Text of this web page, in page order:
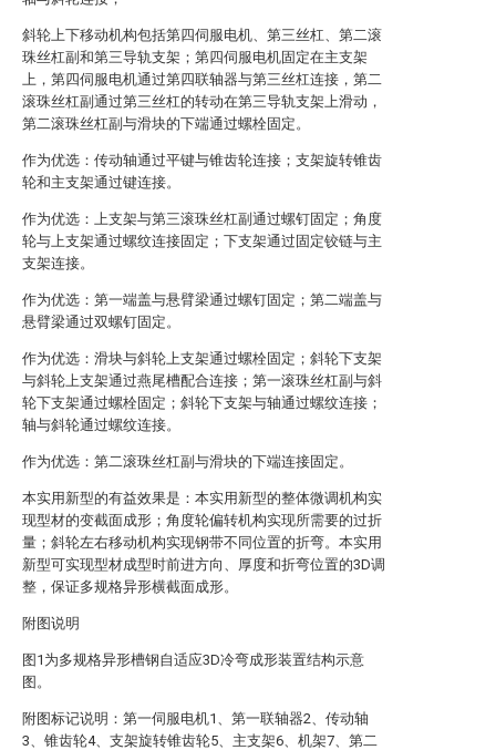
斜轮上下移动机构包括第四伺服电机、第三丝杠、第二滚
珠丝杠副和第三导轨支架；第四伺服电机固定在主支架
上，第四伺服电机通过第四联轴器与第三丝杠连接，第二
滚珠丝杠副通过第三丝杠的转动在第三导轨支架上滑动，
第二滚珠丝杠副与滑块的下端通过螺栓固定。
作为优选：传动轴通过平键与锥齿轮连接；支架旋转锥齿
轮和主支架通过键连接。
作为优选：上支架与第三滚珠丝杠副通过螺钉固定；角度
轮与上支架通过螺纹连接固定；下支架通过固定铰链与主
支架连接。
作为优选：第一端盖与悬臂梁通过螺钉固定；第二端盖与
悬臂梁通过双螺钉固定。
作为优选：滑块与斜轮上支架通过螺栓固定；斜轮下支架
与斜轮上支架通过燕尾槽配合连接；第一滚珠丝杠副与斜
轮下支架通过螺栓固定；斜轮下支架与轴通过螺纹连接；
轴与斜轮通过螺纹连接。
作为优选：第二滚珠丝杠副与滑块的下端连接固定。
本实用新型的有益效果是：本实用新型的整体微调机构实
现型材的变截面成形；角度轮偏转机构实现所需要的过折
量；斜轮左右移动机构实现钢带不同位置的折弯。本实用
新型可实现型材成型时前进方向、厚度和折弯位置的3D调
整，保证多规格异形横截面成形。
附图说明
图1为多规格异形槽钢自适应3D冷弯成形装置结构示意
图。
附图标记说明：第一伺服电机1、第一联轴器2、传动轴
3、锥齿轮4、支架旋转锥齿轮5、主支架6、机架7、第二